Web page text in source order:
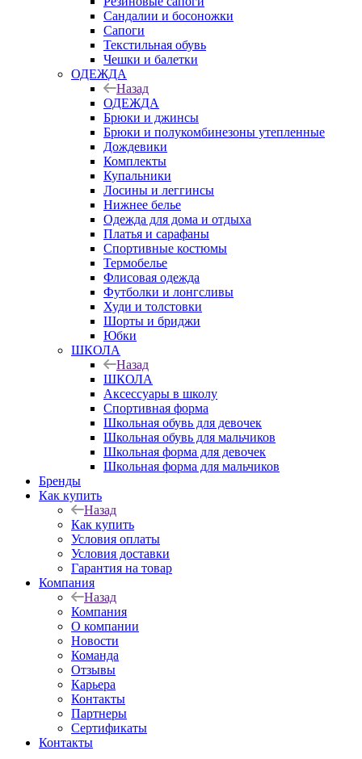
Сандалии и босоножки
Сапоги
Текстильная обувь
Чешки и балетки
ОДЕЖДА
Назад
ОДЕЖДА
Брюки и джинсы
Брюки и полукомбинезоны утепленные
Дождевики
Комплекты
Купальники
Лосины и леггинсы
Нижнее белье
Одежда для дома и отдыха
Платья и сарафаны
Спортивные костюмы
Термобелье
Флисовая одежда
Футболки и лонгсливы
Худи и толстовки
Шорты и бриджи
Юбки
ШКОЛА
Назад
ШКОЛА
Аксессуары в школу
Спортивная форма
Школьная обувь для девочек
Школьная обувь для мальчиков
Школьная форма для девочек
Школьная форма для мальчиков
Бренды
Как купить
Назад
Как купить
Условия оплаты
Условия доставки
Гарантия на товар
Компания
Назад
Компания
О компании
Новости
Команда
Отзывы
Карьера
Контакты
Партнеры
Сертификаты
Контакты